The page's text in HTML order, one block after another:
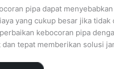
pipa dapat
yang cukup besar jika tidak
kebocoran pipa
tepat memberikan solusi